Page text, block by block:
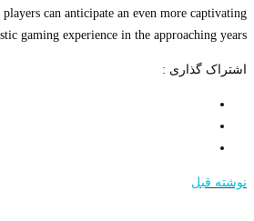
can anticipate an even more captivating
gaming experience in the approaching years.
اشتراک گذاری :
نوشته قبل